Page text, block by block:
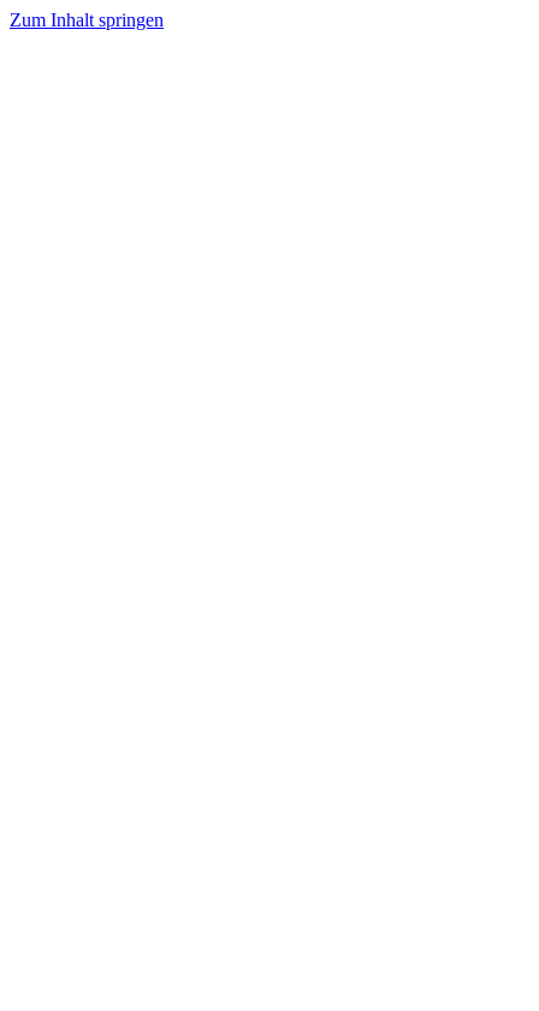
Zum Inhalt springen